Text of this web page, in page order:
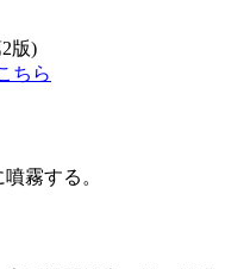
版)
ちら
霧する。